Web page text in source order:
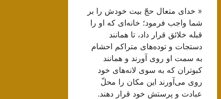
« خداى متعال حجّ بيت خودش را بر
شما واجب فرمود؛ خانه‌اى كه او را
قبله خلائق قرار داد، تا همانند
دستجات و توده‌هاى متراكم احشام
به سمت او روى آورند و همانند
كبوتران كه به سوى لانه‌هاى خود
روى مى‌آورند اين مكان را محلّ
عبادت و پرستش خود قرار دهند.